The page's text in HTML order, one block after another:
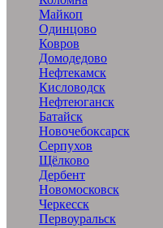
Майкоп
Одинцово
Ковров
Домодедово
Нефтекамск
Кисловодск
Нефтеюганск
Батайск
Новочебоксарск
Серпухов
Щёлково
Дербент
Новомосковск
Черкесск
Первоуральск